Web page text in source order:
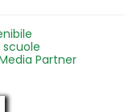
Partner